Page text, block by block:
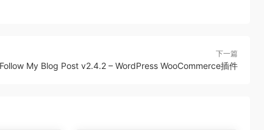
下一篇
Follow My Blog Post v2.4.2 – WordPress WooCommerce插件